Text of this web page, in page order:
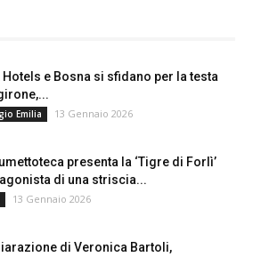
Hotels e Bosna si sfidano per la testa
Emilia 13 Gennaio 2026
presenta la ‘Tigre di Forlì’
di una striscia...
13 Gennaio 2026
di Veronica Bartoli,